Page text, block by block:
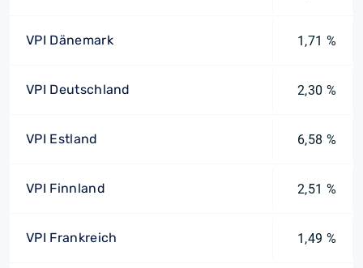
VPI Dänemark 1,71 %
VPI Deutschland 2,30 %
VPI Estland 6,58 %
VPI Finnland 2,51 %
VPI Frankreich 1,49 %